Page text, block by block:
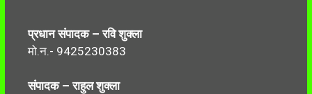
प्रधान संपादक – रवि शुक्ला
मो.न.- 9425230383
संपादक – राहुल शुक्ला